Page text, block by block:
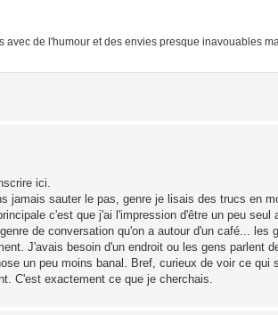
de l'humour et des envies presque inavouables
ici.
jamais sauter le pas, genre je lisais des trucs en
c'est que j'ai l'impression d'être un peu
de conversation qu'on a autour d'un café... les
J'avais besoin d'un endroit ou les gens parlent
un peu moins banal. Bref, curieux de voir ce
C'est exactement ce que je cherchais.